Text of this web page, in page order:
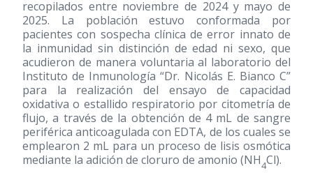
recopilados entre noviembre de 2024 y mayo de
2025. La población estuvo conformada por
pacientes con sospecha clínica de error innato de
la inmunidad sin distinción de edad ni sexo, que
acudieron de manera voluntaria al laboratorio del
Instituto de Inmunología “Dr. Nicolás E. Bianco C”
para la realización del ensayo de capacidad
oxidativa o estallido respiratorio por citometría de
flujo, a través de la obtención de 4 mL de sangre
periférica anticoagulada con EDTA, de los cuales se
emplearon 2 mL para un proceso de lisis osmótica
mediante la adición de cloruro de amonio (NH4Cl).